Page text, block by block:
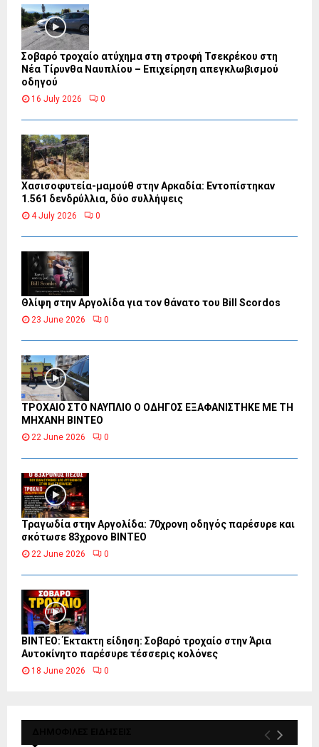
Σοβαρό τροχαίο ατύχημα στη στροφή Τσεκρέκου στη
Νέα Τίρυνθα Ναυπλίου – Επιχείρηση απεγκλωβισμού
οδηγού
16 July 2026 0
Χασισοφυτεία-μαμούθ στην Αρκαδία: Εντοπίστηκαν
1.561 δενδρύλλια, δύο συλλήψεις
4 July 2026 0
Θλίψη στην Αργολίδα για τον θάνατο του Bill Scordos
23 June 2026 0
ΤΡΟΧΑΙΟ ΣΤΟ ΝΑΥΠΛΙΟ Ο ΟΔΗΓΟΣ ΕΞΑΦΑΝΙΣΤΗΚΕ ΜΕ ΤΗ
ΜΗΧΑΝΗ ΒΙΝΤΕΟ
22 June 2026 0
Τραγωδία στην Αργολίδα: 70χρονη οδηγός παρέσυρε και
σκότωσε 83χρονο ΒΙΝΤΕΟ
22 June 2026 0
ΒΙΝΤΕΟ: Έκτακτη είδηση: Σοβαρό τροχαίο στην Άρια
Αυτοκίνητο παρέσυρε τέσσερις κολόνες
18 June 2026 0